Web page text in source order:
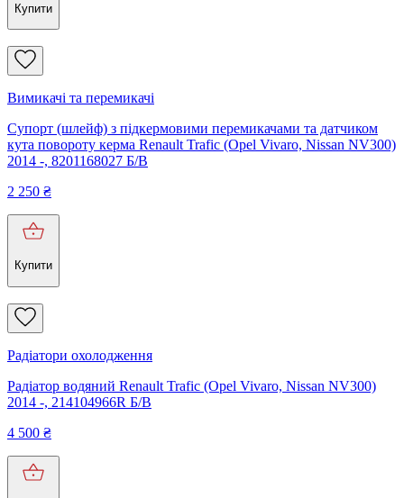
Купити
Вимикачі та перемикачі
Супорт (шлейф) з підкермовими перемикачами та датчиком
кута повороту керма Renault Trafic (Opel Vivaro, Nissan NV300)
2014 -, 8201168027 Б/В
2 250 ₴
Купити
Радіатори охолодження
Радіатор водяний Renault Trafic (Opel Vivaro, Nissan NV300)
2014 -, 214104966R Б/В
4 500 ₴